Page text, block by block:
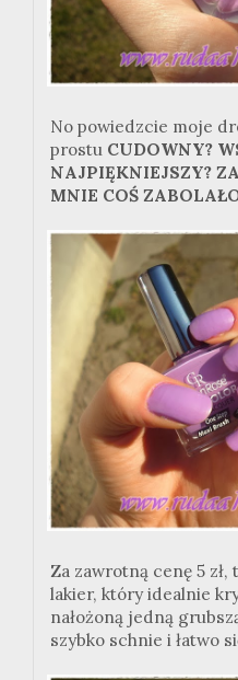
No powiedzcie moje
prostu CUDOWNY?
NAJPIĘKNIEJSZY?
MNIE COŚ
Za zawrotną cenę 5 zł,
lakier, który idealnie
nałożoną jedną
szybko schnie i łatwo